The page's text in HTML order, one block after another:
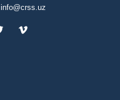
info@crss.uz